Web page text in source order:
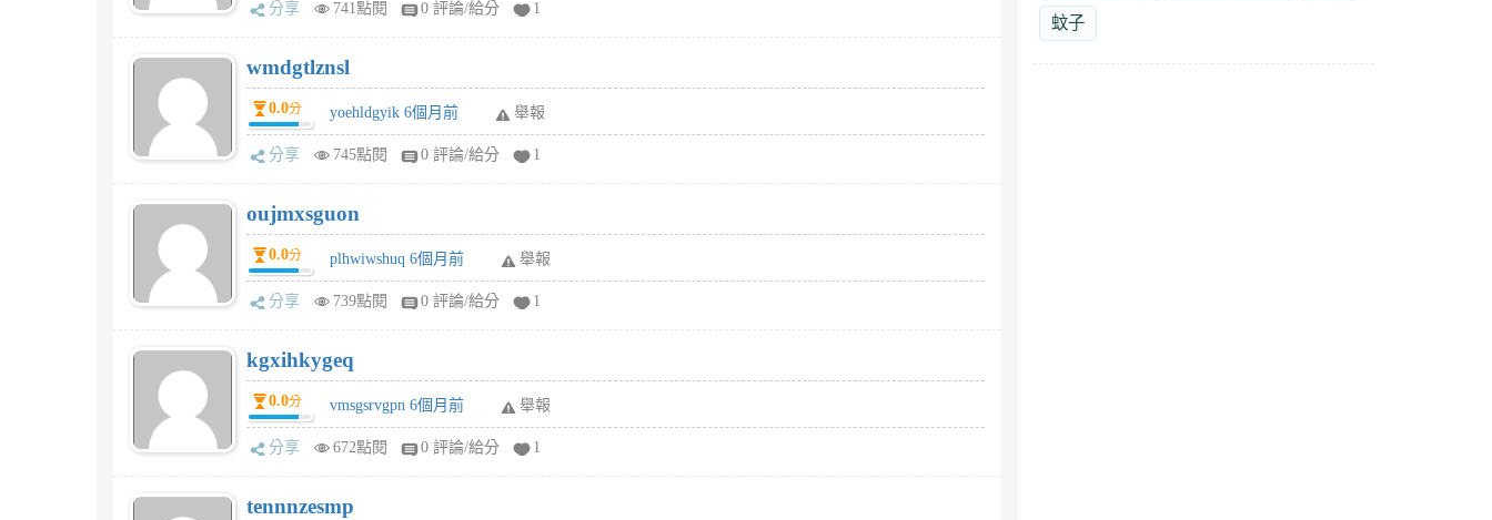
分享 741點閱 0 評論/給分 1
wmdgtlznsl
0.0分 yoehldgyik 6個月前 舉報
分享 745點閱 0 評論/給分 1
oujmxsguon
0.0分 plhwiwshuq 6個月前 舉報
分享 739點閱 0 評論/給分 1
kgxihkygeq
0.0分 vmsgsrvgpn 6個月前 舉報
分享 672點閱 0 評論/給分 1
tennnzesmp
蚊子